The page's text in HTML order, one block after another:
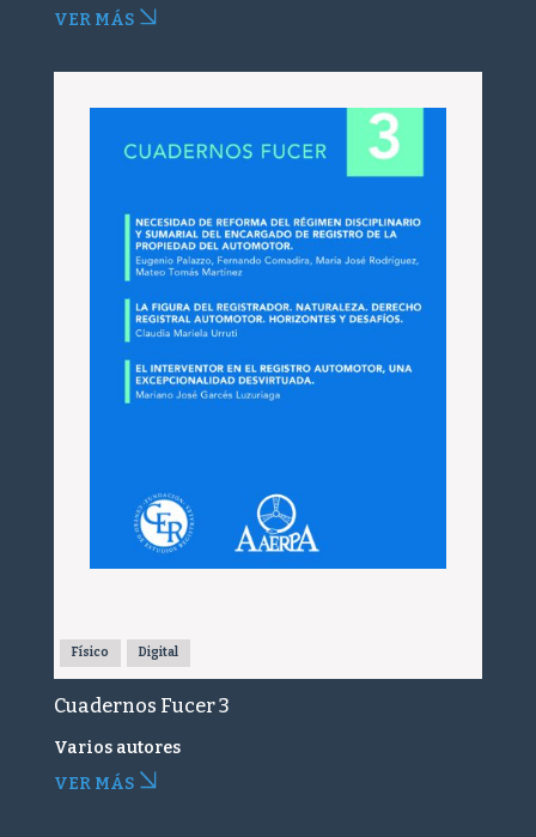
VER MÁS
Físico Digital
Cuadernos Fucer 3
Varios autores
VER MÁS